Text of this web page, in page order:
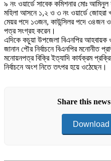
৯ নং ওয়ার্ডে সাবেক কমিশনার মোঃ
মহিলা আসনে ১,২ ও ৩ নং ওয়ার্ডে
মেয়র পদে ১৩জন, কাউন্সিলর পদে ৩৪জন
পত্র সংগ্রহ করেন।
এদিকে কচুয়া উপজেলা বিএনপির আহবায়ক
জানান পৌর নির্বাচনে বিএনপির মনোনীত
মনোয়নপত্র বিক্রি ইত্যাদি কার্যক্রম
নির্বাচনে অংশ নিতে তৎপর হয়ে ওঠেছেন।
Share this